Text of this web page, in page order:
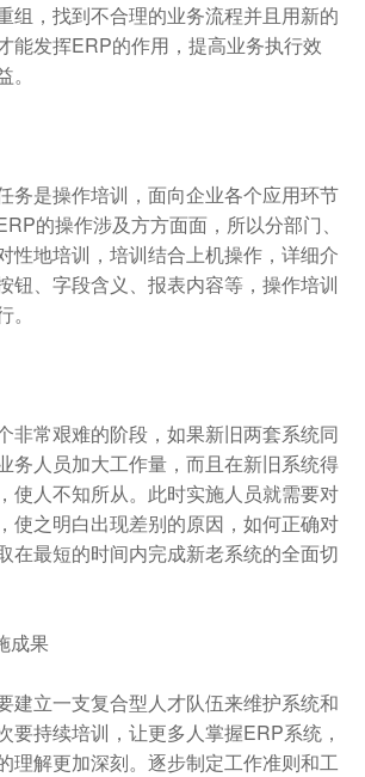
组，找到不合理的业务流程并且用新的
能发挥ERP的作用，提高业务执行效
是操作培训，面向企业各个应用环节
的操作涉及方方面面，所以分部门、
性地培训，培训结合上机操作，详细介
钮、字段含义、报表内容等，操作培训
常艰难的阶段，如果新旧两套系统同
务人员加大工作量，而且在新旧系统得
使人不知所从。此时实施人员就需要对
使之明白出现差别的原因，如何正确对
在最短的时间内完成新老系统的全面切
果
立一支复合型人才队伍来维护系统和
要持续培训，让更多人掌握ERP系统，
理解更加深刻。逐步制定工作准则和工